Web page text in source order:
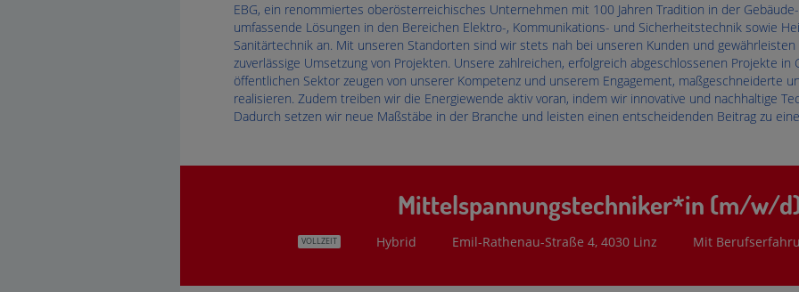
EBG, ein renommiertes oberösterreichisches Unternehmen mit 100 Jahren Tradition in der
umfassende Lösungen in den Bereichen Elektro-, Kommunikations- und Sicherheitstechnik sowie
Sanitärtechnik an. Mit unseren Standorten sind wir stets nah bei unseren Kunden und
zuverlässige Umsetzung von Projekten. Unsere zahlreichen, erfolgreich abgeschlossenen Projekte
öffentlichen Sektor zeugen von unserer Kompetenz und unserem Engagement, maßgeschneiderte
realisieren. Zudem treiben wir die Energiewende aktiv voran, indem wir innovative und nachhaltige
Dadurch setzen wir neue Maßstäbe in der Branche und leisten einen entscheidenden Beitrag zu
Mittelspannungstechniker*in (m/w/
VOLLZEIT Hybrid Emil-Rathenau-Straße 4, 4030 Linz Mit